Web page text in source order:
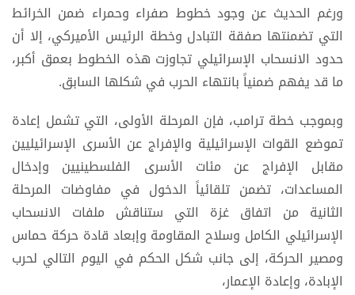
ورغم الحديث عن وجود خطوط صفراء وحمراء ضمن الخرائط
التي تضمنتها صفقة التبادل وخطة الرئيس الأميركي، إلا أن
حدود الانسحاب الإسرائيلي تجاوزت هذه الخطوط بعمق أكبر،
ما قد يفهم ضمنياً بانتهاء الحرب في شكلها السابق.
وبموجب خطة ترامب، فإن المرحلة الأولى، التي تشمل إعادة
تموضع القوات الإسرائيلية والإفراج عن الأسرى الإسرائيليين
مقابل الإفراج عن مئات الأسرى الفلسطينيين وإدخال
المساعدات، تضمن تلقائياً الدخول في مفاوضات المرحلة
الثانية من اتفاق غزة التي ستناقش ملفات الانسحاب
الإسرائيلي الكامل وسلاح المقاومة وإبعاد قادة حركة حماس
ومصير الحركة، إلى جانب شكل الحكم في اليوم التالي لحرب
الإبادة، وإعادة الإعمار،